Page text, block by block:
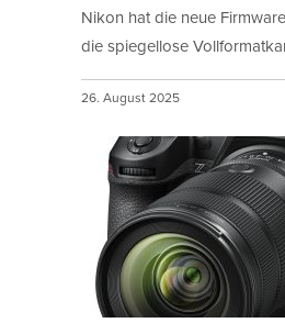
Nikon hat die neue
die spiegellose
26. August 2025